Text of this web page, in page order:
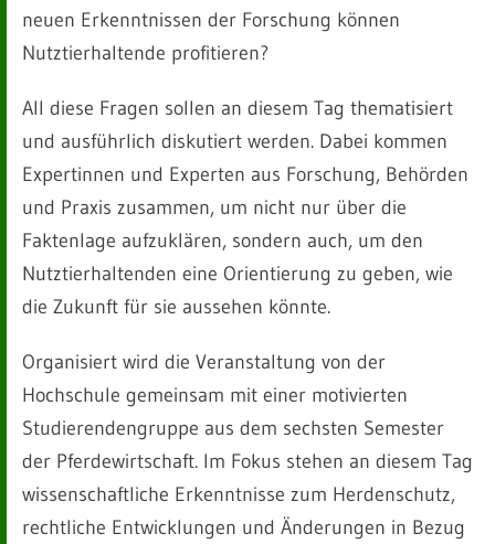
neuen Erkenntnissen der Forschung können
Nutztierhaltende profitieren?
All diese Fragen sollen an diesem Tag thematisiert
und ausführlich diskutiert werden. Dabei kommen
Expertinnen und Experten aus Forschung, Behörden
und Praxis zusammen, um nicht nur über die
Faktenlage aufzuklären, sondern auch, um den
Nutztierhaltenden eine Orientierung zu geben, wie
die Zukunft für sie aussehen könnte.
Organisiert wird die Veranstaltung von der
Hochschule gemeinsam mit einer motivierten
Studierendengruppe aus dem sechsten Semester
der Pferdewirtschaft. Im Fokus stehen an diesem Tag
wissenschaftliche Erkenntnisse zum Herdenschutz,
rechtliche Entwicklungen und Änderungen in Bezug